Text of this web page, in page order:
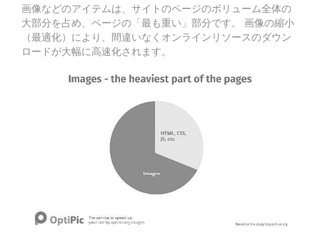
画像などのアイテムは、サイトのページのボリューム全体の
大部分を占め、ページの「最も重い」部分です。 画像の縮小
（最適化）により、間違いなくオンラインリソースのダウン
ロードが大幅に高速化されます。